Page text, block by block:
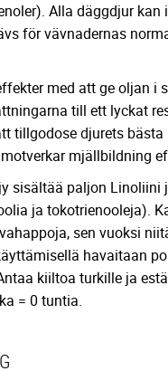
Alla däggdjur
för vävnadernas
med att ge oljan i
till ett lyckat
tillgodose djurets
mjällbildning
sisältää paljon Linoliini
ja tokotrienooleja).
sen vuoksi
havaitaan
kiiltoa turkille ja
= 0 tuntia.